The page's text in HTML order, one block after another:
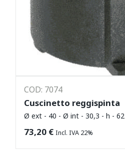
COD: 7074
Cuscinetto reggispinta
Ø ext - 40 - Ø int - 30,3 - h - 62
73,20 € Incl. IVA 22%